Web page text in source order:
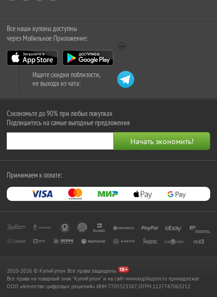
Все наши купоны доступны
через Мобильное Приложение:
Ищите скидки поблизости,
не выходя из чата:
Сэкономьте до 90% при любых покупках
Подпишитесь на самые выгодные предложения
Принимаем к оплате:
2010-2026 © КупиКупон. Все права защищены.
Все права на товарный знак "КупиКупон" и на сайт www.kupikupon.ru принадлежат
OOO «Агентство цифровых решений» ИНН 7705523387, ОГРН 1127747063212